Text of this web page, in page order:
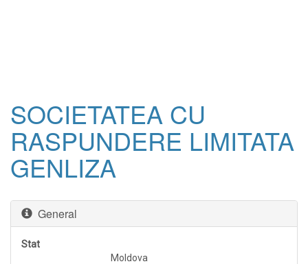
SOCIETATEA CU
RASPUNDERE LIMITATA
GENLIZA
General
Stat
Moldova